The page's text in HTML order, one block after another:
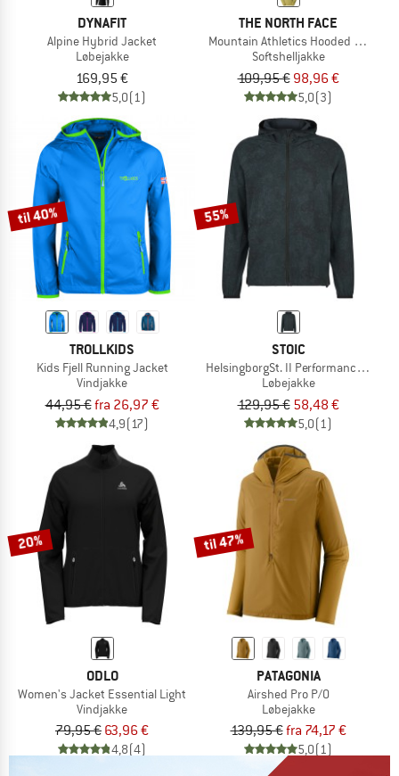
DYNAFIT
Alpine Hybrid Jacket
Løbejakke
169,95 €
5,0(1)
THE NORTH FACE
Mountain Athletics Hooded Wind
Softshelljakke
109,95 € 98,96 €
5,0(3)
til 40%
TROLLKIDS
Kids Fjell Running Jacket
Vindjakke
44,95 €fra 26,97 €
4,9(17)
55%
STOIC
HelsingborgSt. II Performance
Løbejakke
129,95 € 58,48 €
5,0(1)
20%
ODLO
Women's Jacket Essential Light
Vindjakke
79,95 € 63,96 €
4,8(4)
til 47%
PATAGONIA
Airshed Pro P/O
Løbejakke
139,95 €fra 74,17 €
5,0(1)